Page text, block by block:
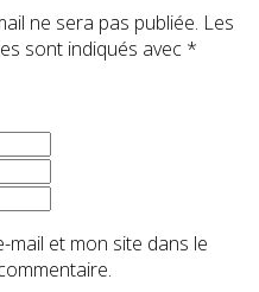
ne sera pas publiée. Les
sont indiqués avec *
mail et mon site dans le